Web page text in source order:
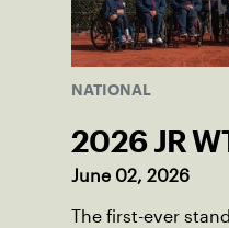
NATIONAL
2026 JR
June 02, 2026
The first-ever